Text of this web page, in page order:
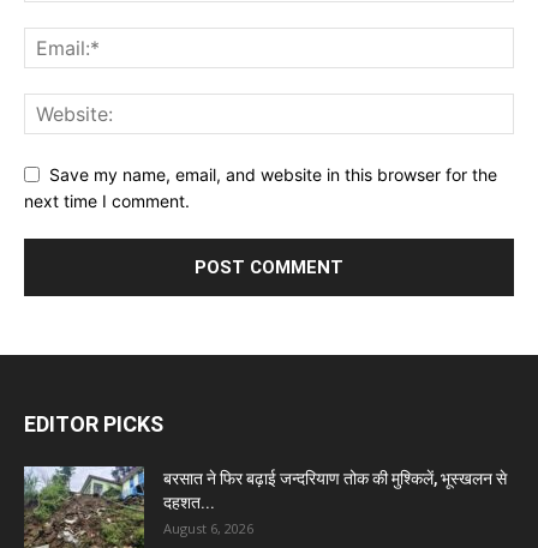
Save my name, email, and website in this browser for the
next time I comment.
EDITOR PICKS
बरसात ने फिर बढ़ाई जन्दरियाण तोक की मुश्किलें, भूस्खलन से
दहशत...
August 6, 2026